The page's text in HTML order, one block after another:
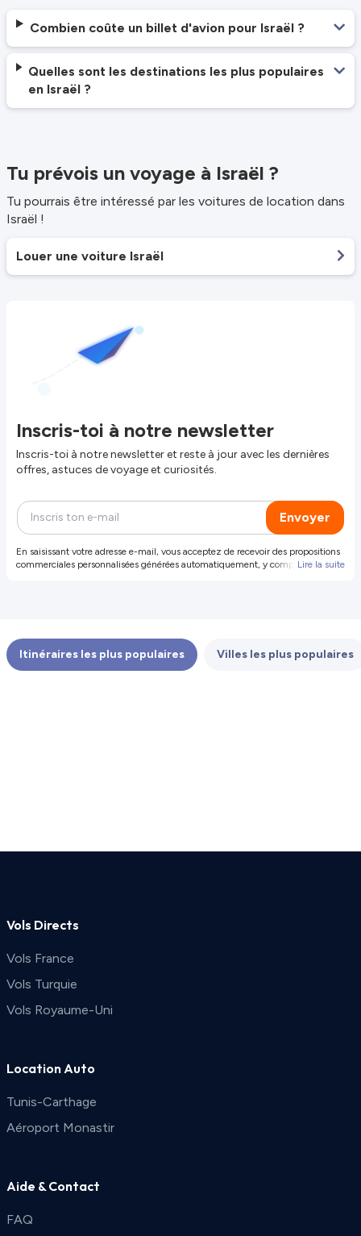
Combien coûte un billet d'avion pour Israël ?
Quelles sont les destinations les plus populaires
en Israël ?
Tu prévois un voyage à Israël ?
Tu pourrais être intéressé par les voitures de location dans
Israël !
Louer une voiture Israël
Inscris-toi à notre newsletter
Inscris-toi à notre newsletter et reste à jour avec les dernières
offres, astuces de voyage et curiosités.
Envoyer
En saisissant votre adresse e-mail, vous acceptez de recevoir des propositions
commerciales personnalisées générées automatiquement, y compris desLire la suite
Itinéraires les plus populaires Villes les plus populaires
Vols Directs
Vols France
Vols Turquie
Vols Royaume-Uni
Location Auto
Tunis-Carthage
Aéroport Monastir
Aide & Contact
FAQ